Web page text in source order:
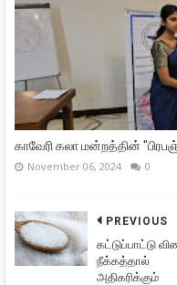
காவேரி கலா மன்றத்தின்
November 06, 2024 0
PREVIOUS
கட்டுப்பாட்டு
நீக்கத்தால்
அதிகரிக்கும்